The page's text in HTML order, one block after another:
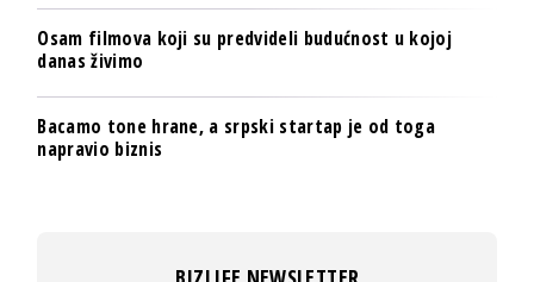
Osam filmova koji su predvideli budućnost u kojoj
danas živimo
Bacamo tone hrane, a srpski startap je od toga
napravio biznis